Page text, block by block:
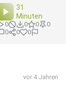
31
Minuten
0 0 0
0
0
0 0
vor 4 Jahren